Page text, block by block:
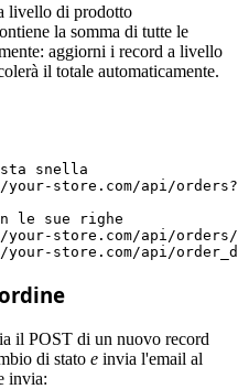
livello di prodotto
la somma di tutte le
aggiorni i record a livello
il totale automaticamente.
snella
store.com/api/
le sue righe
store.com/api/
store.com/api/
il POST di un nuovo record
di stato e invia l'email al
invia: